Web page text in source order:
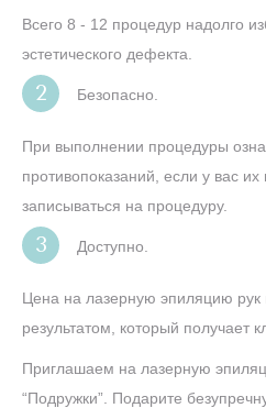
Всего 8 - 12 процедур надолго
эстетического дефекта.
Безопасно.
При выполнении процедуры
противопоказаний, если у вас
записываться на процедуру.
Доступно.
Цена на лазерную эпиляцию рук
результатом, который получает
Приглашаем на лазерную
“Подружки”. Подарите